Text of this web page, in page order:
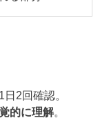
2回確認。
的に理解。